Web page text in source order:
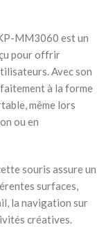
MM3060 est un
pour offrir
Avec son
à la forme
même lors
ou en
souris assure un
surfaces,
la navigation sur
créatives.